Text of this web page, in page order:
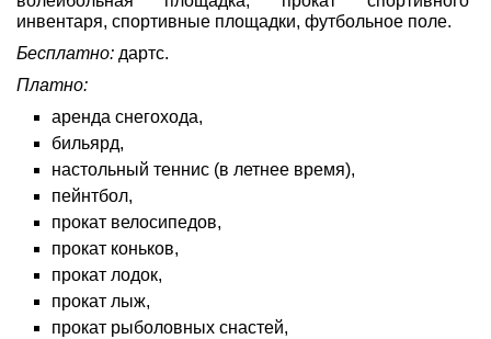
инвентаря, спортивные площадки, футбольное поле.
Бесплатно: дартс.
Платно:
аренда снегохода,
бильярд,
настольный теннис (в летнее время),
пейнтбол,
прокат велосипедов,
прокат коньков,
прокат лодок,
прокат лыж,
прокат рыболовных снастей,